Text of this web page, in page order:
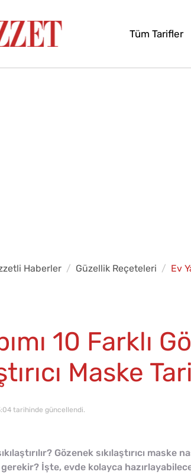
Tüm Tarifler
Haberler Güzellik Reçeteleri Ev
10 Farklı
Maske
tarihinde güncellendi.
Gözenek sıkılaştırıcı maske
İşte, evde kolayca